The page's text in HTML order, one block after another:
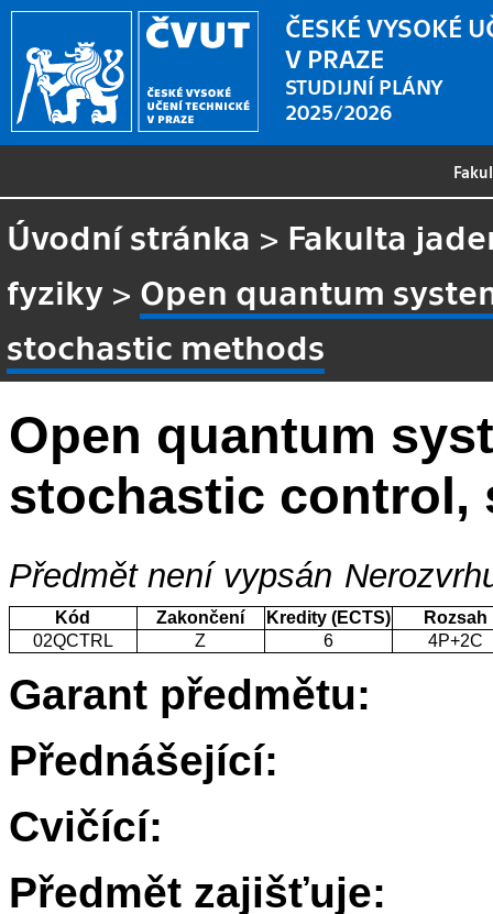
ČESKÉ VYSOKÉ
V PRAZE
STUDIJNÍ PLÁNY
2025/2026
Úvodní stránka > Fakulta
fyziky > Open quantum
stochastic methods
Open quantum
stochastic control,
Předmět není vypsán
Kód Zakončení Kredity (ECTS)
Rozsah
02QCTRL
Z 6 4P+2C
Garant předmětu:
Přednášející:
Cvičící:
Předmět zajišťuje: